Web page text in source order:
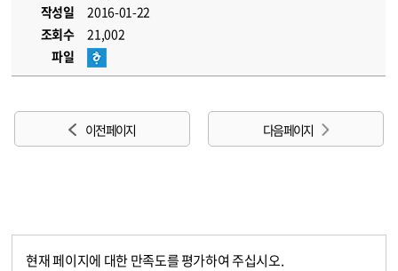
작성일
2016-01-22
조회수
21,002
파일
이전 페이지 다음 페이지
현재 페이지에 대한 만족도를 평가하여 주십시오.